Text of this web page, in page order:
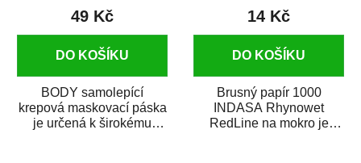
49 Kč
DO KOŠÍKU
BODY samolepící
krepová maskovací páska
je určená k širokému
14 Kč
DO KOŠÍKU
Brusný papír 1000
INDASA Rhynowet
RedLine na mokro je